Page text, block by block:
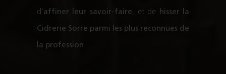
d’affiner leur savoir-faire , et de hisser la
Cidrerie Sorre parmi les plus reconnues de
la profession .